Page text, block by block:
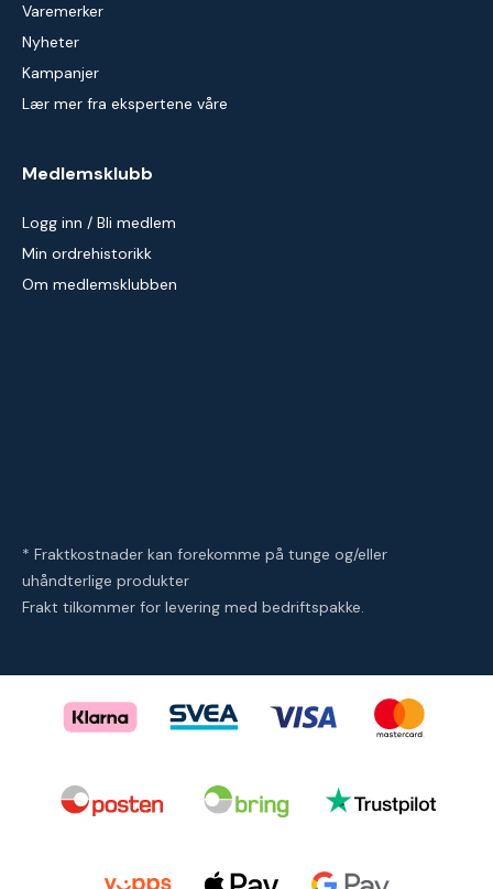
Varemerker
Nyheter
Kampanjer
Lær mer fra ekspertene våre
Medlemsklubb
Logg inn / Bli medlem
Min ordrehistorikk
Om medlemsklubben
* Fraktkostnader kan forekomme på tunge og/eller
uhåndterlige produkter
Frakt tilkommer for levering med bedriftspakke.